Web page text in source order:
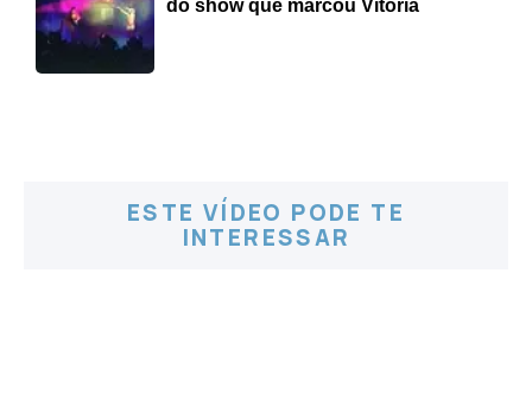
do show que marcou Vitória
ESTE VÍDEO PODE TE
INTERESSAR